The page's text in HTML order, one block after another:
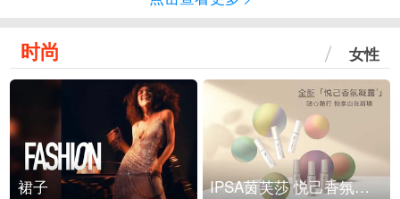
时尚 女性
裙子 IPSA茵芙莎 悦己香氛凝露上市